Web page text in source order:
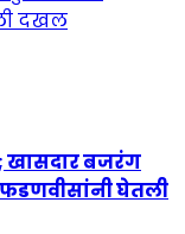
खासदार बजरंग
घेतली